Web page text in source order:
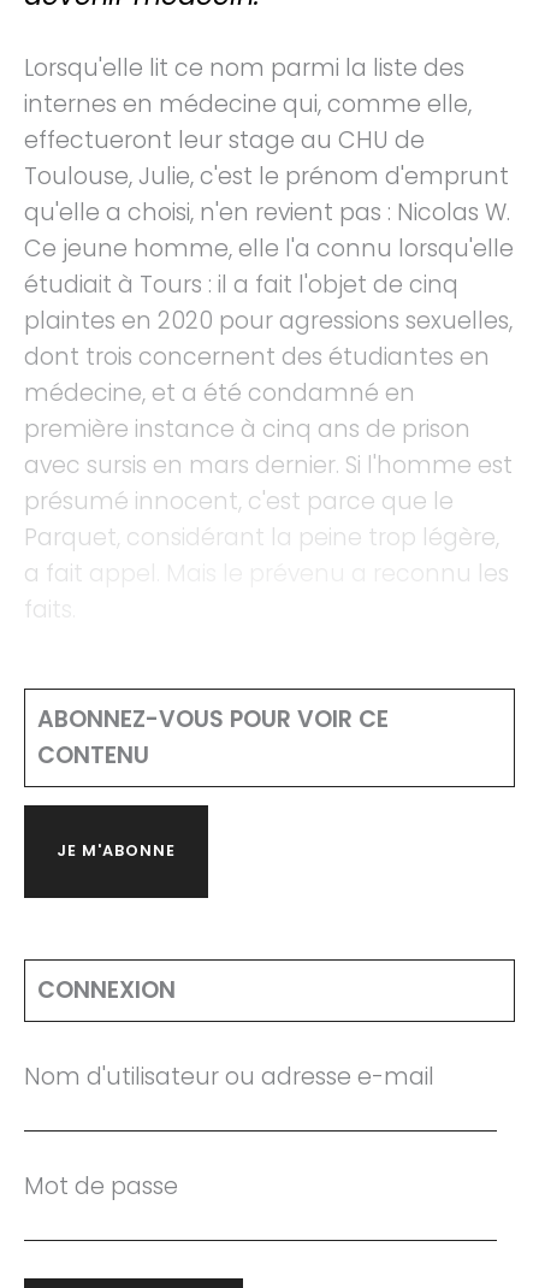
Lorsqu'elle lit ce nom parmi la liste des
internes en médecine qui, comme elle,
effectueront leur stage au CHU de
Toulouse, Julie, c'est le prénom d'emprunt
qu'elle a choisi, n'en revient pas : Nicolas W.
Ce jeune homme, elle l'a connu lorsqu'elle
étudiait à Tours : il a fait l'objet de cinq
plaintes en 2020 pour agressions sexuelles,
dont trois concernent des étudiantes en
médecine, et a été condamné en
première instance à cinq ans de prison
avec sursis en mars dernier. Si l'homme est
présumé innocent, c'est parce que le
Parquet, considérant la peine trop légère,
a fait appel. Mais le prévenu a reconnu les
faits.
ABONNEZ-VOUS POUR VOIR CE
CONTENU
JE M'ABONNE
CONNEXION
Nom d'utilisateur ou adresse e-mail
Mot de passe